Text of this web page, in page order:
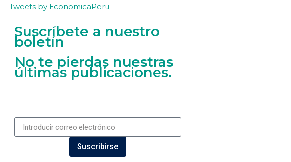
Tweets by EconomicaPeru
Suscríbete a nuestro
boletín
No te pierdas nuestras
últimas publicaciones.
Suscribirse